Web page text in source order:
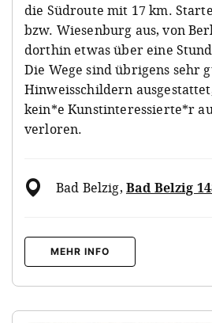
die Südroute mit 17 km.
bzw. Wiesenburg aus, von
dorthin etwas über eine
Die Wege sind übrigens sehr
Hinweisschildern
kein*e Kunstinteressierte*r
verloren.
Bad Belzig, Bad Belzig
MEHR INFO